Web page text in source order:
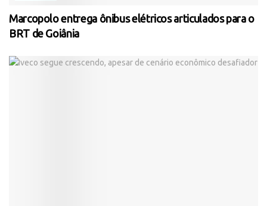
Marcopolo entrega ônibus elétricos articulados para o
BRT de Goiânia